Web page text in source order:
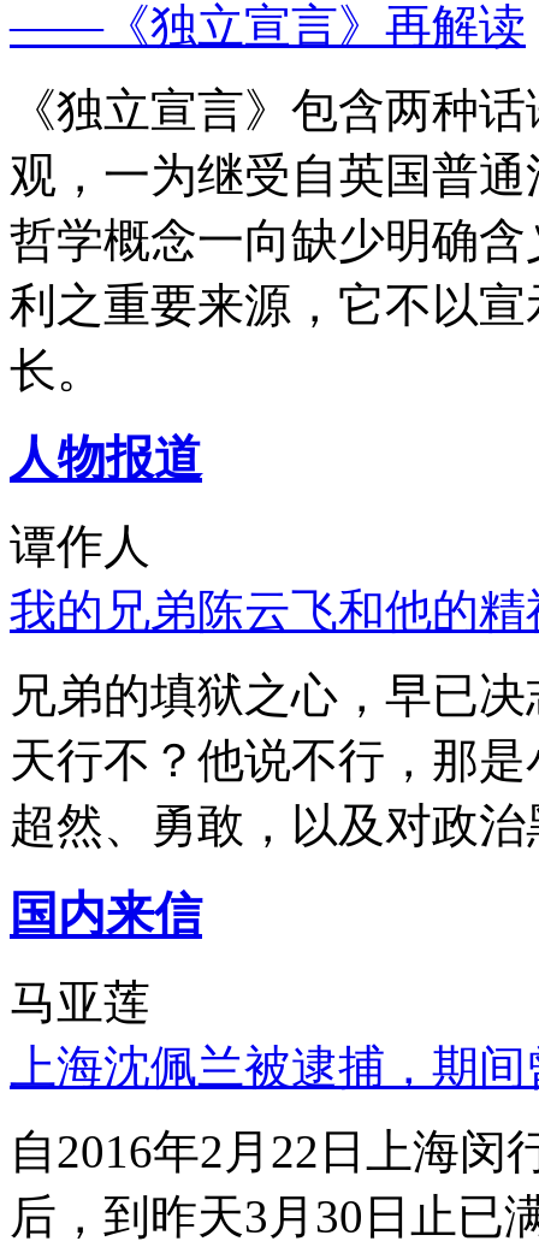
——《独立宣言》再解读
《独立宣言》包含两种
观，一为继受自英国普
哲学概念一向缺少明确
利之重要来源，它不以
长。
人物报道
谭作人
我的兄弟陈云飞和他的
兄弟的填狱之心，早已
天行不？他说不行，那
超然、勇敢，以及对政
国内来信
马亚莲
上海沈佩兰被逮捕，期
自2016年2月22日上海
后，到昨天3月30日止已